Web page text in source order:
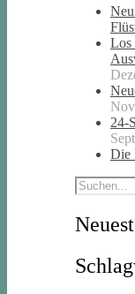
Los
24-
Die